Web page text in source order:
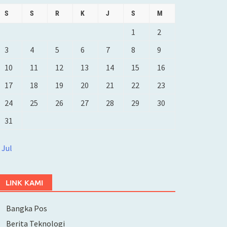
S S R K J S M
1
2
3
4 5 6 7 8
9
10
11 12 13 14 15
16
17
18 19 20 21 22
23
24
25 26 27 28 29
30
31
Jul
LINK KAMI
Bangka Pos
Berita Teknologi